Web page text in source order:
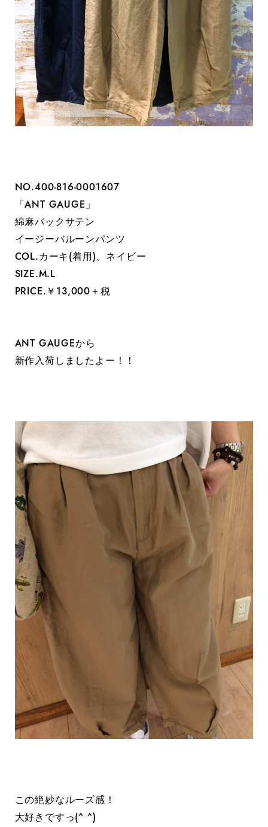
NO.400-816-0001607
「ANT GAUGE」
綿麻バックサテン
イージーバルーンパンツ
COL.カーキ(着用)、ネイビー
SIZE.M.L
PRICE.￥13,000＋税
ANT GAUGEから
新作入荷しましたよー！！
この絶妙なルーズ感！
大好きですっ(^ ^)